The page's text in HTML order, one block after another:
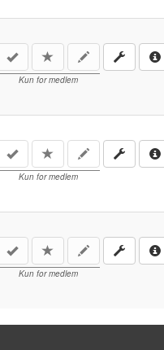
Kun for medlem
Kun for medlem
Kun for medlem